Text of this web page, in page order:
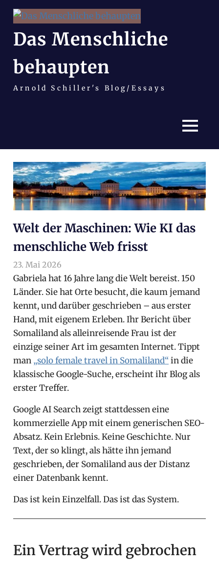
Inhalt
springen
Das Menschliche
behaupten
Arnold Schiller's Blog/Essays
MENÜ
Welt der Maschinen: Wie KI das
menschliche Web frisst
23. Mai 2026
Gabriela hat 16 Jahre lang die Welt bereist. 150
Länder. Sie hat Orte besucht, die kaum jemand
kennt, und darüber geschrieben – aus erster
Hand, mit eigenem Erleben. Ihr Bericht über
Somaliland als alleinreisende Frau ist der
einzige seiner Art im gesamten Internet. Tippt
man „solo female travel in Somaliland“ in die
klassische Google-Suche, erscheint ihr Blog als
erster Treffer.
Google AI Search zeigt stattdessen eine
kommerzielle App mit einem generischen SEO-
Absatz. Kein Erlebnis. Keine Geschichte. Nur
Text, der so klingt, als hätte ihn jemand
geschrieben, der Somaliland aus der Distanz
einer Datenbank kennt.
Das ist kein Einzelfall. Das ist das System.
Ein Vertrag wird gebrochen